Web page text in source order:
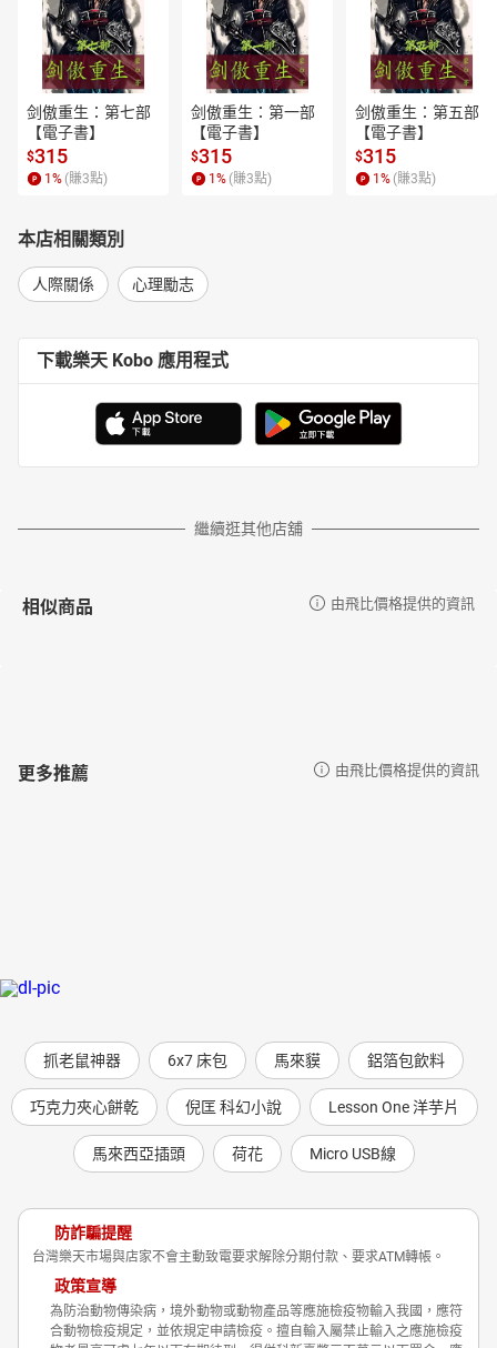
剑傲重生：第七部
【電子書】
$315
1 % (賺3點)
剑傲重生：第一部
【電子書】
$315
1 % (賺3點)
剑傲重生：第五部
【電子書】
$315
1 % (賺3點)
本店相關類別
人際關係 心理勵志
下載樂天 Kobo 應用程式
繼續逛其他店舖
相似商品 由飛比價格提供的資訊
更多推薦 由飛比價格提供的資訊
抓老鼠神器 6x7 床包 馬來貘 鋁箔包飲料
巧克力夾心餅乾 倪匡 科幻小說 Lesson One 洋芋片
馬來西亞插頭 荷花 Micro USB線
防詐騙提醒
台灣樂天市場與店家不會主動致電要求解除分期付款、要求ATM轉帳。
政策宣導
為防治動物傳染病，境外動物或動物產品等應施檢疫物輸入我國，應符
合動物檢疫規定，並依規定申請檢疫。擅自輸入屬禁止輸入之應施檢疫